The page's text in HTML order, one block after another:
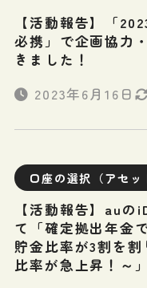
【活動報告】「
必携」で企画協力
きました！
2023年6月16日
口座の選択（アセッ
【活動報告】au
て「確定拠出年金
貯金比率が3割を
比率が急上昇！～